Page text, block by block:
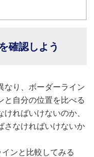
確認しよう
なり、ボーダーライン
と自分の位置を比べる
ればいけないのか、
さなければいけないか
ンと比較してみる